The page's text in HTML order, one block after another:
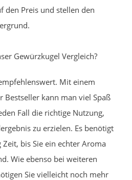
den Preis und stellen den
Gewürzkugel Vergleich?
Mit einem
Bestseller kann man viel Spaß
Fall die richtige Nutzung,
zu erzielen. Es benötigt
bis Sie ein echter Aroma
Wie ebenso bei weiteren
Sie vielleicht noch mehr